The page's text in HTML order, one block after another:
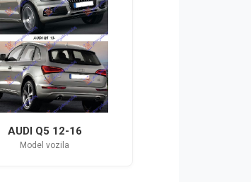
AUDI Q5 12-16
Model vozila